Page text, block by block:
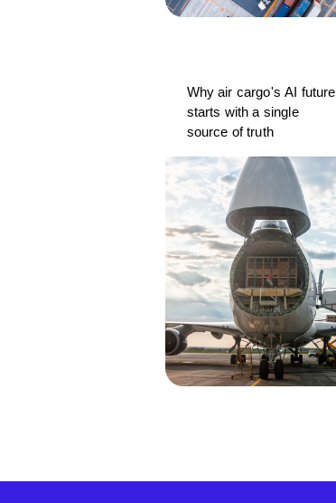
Why air cargo's AI future
starts with a single
source of truth